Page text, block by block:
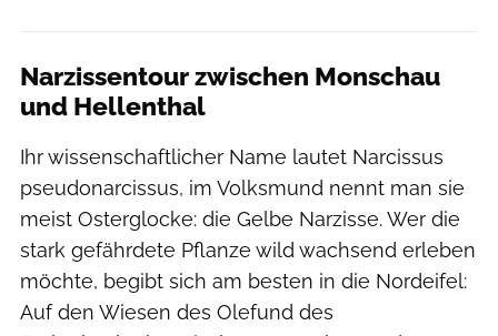
Narzissentour zwischen Monschau
und Hellenthal
Ihr wissenschaftlicher Name lautet Narcissus
pseudonarcissus, im Volksmund nennt man sie
meist Osterglocke: die Gelbe Narzisse. Wer die
stark gefährdete Pflanze wild wachsend erleben
möchte, begibt sich am besten in die Nordeifel:
Auf den Wiesen des Olefund des